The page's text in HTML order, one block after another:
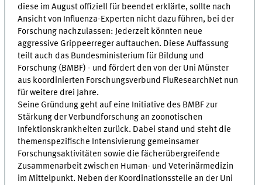
diese im August offiziell für beendet erklärte, sollte nach
Ansicht von Influenza-Experten nicht dazu führen, bei der
Forschung nachzulassen: Jederzeit könnten neue
aggressive Grippeerreger auftauchen. Diese Auffassung
teilt auch das Bundesministerium für Bildung und
Forschung (BMBF) - und fördert den von der Uni Münster
aus koordinierten Forschungsverbund FluResearchNet nun
für weitere drei Jahre.
Seine Gründung geht auf eine Initiative des BMBF zur
Stärkung der Verbundforschung an zoonotischen
Infektionskrankheiten zurück. Dabei stand und steht die
themenspezifische Intensivierung gemeinsamer
Forschungsaktivitäten sowie die fächerübergreifende
Zusammenarbeit zwischen Human- und Veterinärmedizin
im Mittelpunkt. Neben der Koordinationsstelle an der Uni